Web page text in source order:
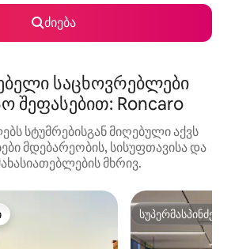
ძიება
საცხოვრებლები
შეფასებით: Roncaro
სტუმრებისგან მიღებული აქვს
მდებარეობის, სისუფთავისა და
მხრივ.